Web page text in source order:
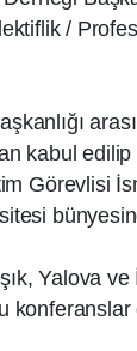
/
kabul
Görevlisi
Yalova
konferanslar